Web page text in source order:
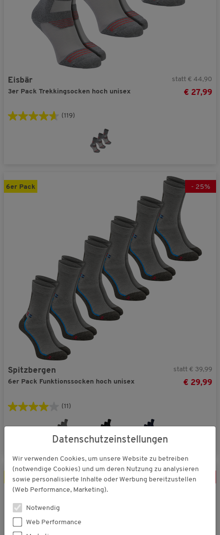
Eisbär
3er Pack Trekkingsocken hoch unisex
statt € 44,90
€ 27,99
(119)
6er Pack - 25%
Spitzbergen
6er Pack Funktionssocken hoch unisex
statt € 39,99
€ 29,99
(11)
6er Pack -25
Datenschutzeinstellungen
Wir verwenden Cookies, um unsere Website zu betreiben
(notwendige Cookies) und um deren Nutzung zu analysieren
sowie personalisierte Inhalte oder Werbung bereitzustellen
(Web Performance, Marketing).
Notwendig
Web Performance